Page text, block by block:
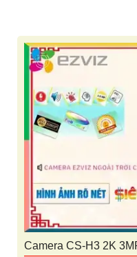
Camera CS-H3 2K